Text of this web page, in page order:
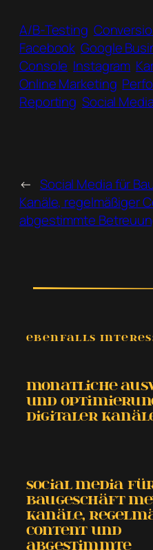
A/B-Testing
Facebook Google
Console Instagram
Online Marketing
Reporting Social Media
← Social Media für
Kanäle, regelmäßiger
abgestimmte
EBENFALLS
Monatliche
und
digitaler
Social Media
Baugeschäft
Kanäle,
Content und
abgestimmte